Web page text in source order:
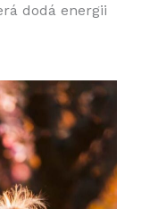
dodá energii